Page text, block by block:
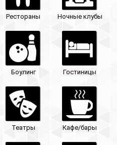
Рестораны Ночные клубы
Боулинг Гостиницы
Театры Кафе/бары